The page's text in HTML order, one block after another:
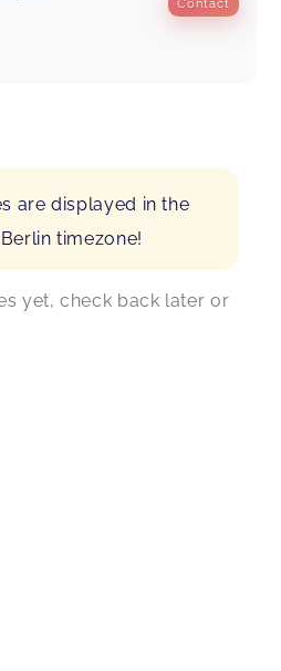
Contact
are displayed in the
timezone!
yet, check back later or